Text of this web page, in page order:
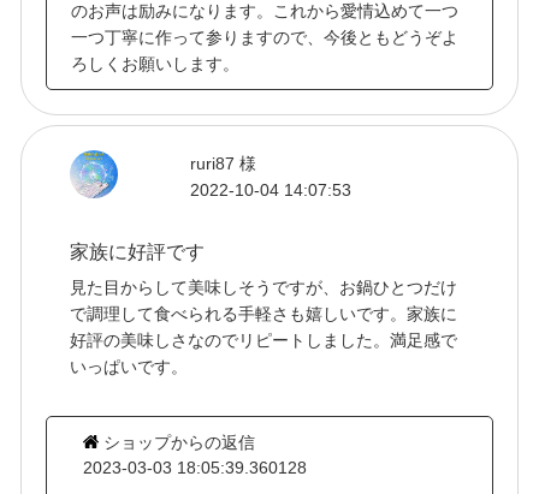
のお声は励みになります。これから愛情込めて一つ
一つ丁寧に作って参りますので、今後ともどうぞよ
ろしくお願いします。
ruri87 様
2022-10-04 14:07:53
家族に好評です
見た目からして美味しそうですが、お鍋ひとつだけ
で調理して食べられる手軽さも嬉しいです。家族に
好評の美味しさなのでリピートしました。満足感で
いっぱいです。
ショップからの返信
2023-03-03 18:05:39.360128